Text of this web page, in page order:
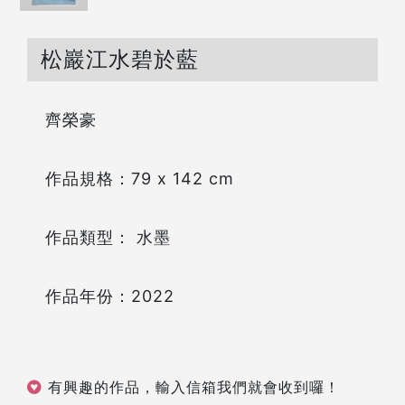
松巖江水碧於藍
齊榮豪
作品規格：79 x 142 cm
作品類型： 水墨
作品年份：2022
有興趣的作品，輸入信箱我們就會收到囉！